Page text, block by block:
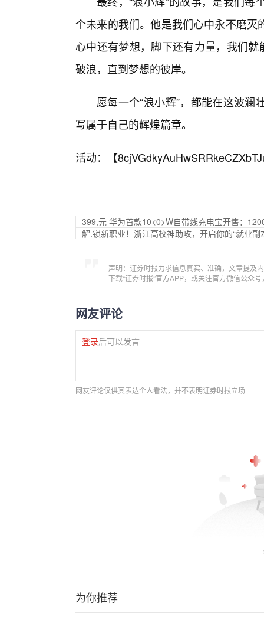
个未来的我们。他是我们心中永不磨
心中还有梦想，脚下还有力量，我们
破浪，直到梦想的彼岸。
愿每一个“浪小辉”，都能在这波
写属于自己的辉煌篇章。
活动：【
399,元 华为首款10<0>W自带线充电宝开售：
解.锁新职业！浙江高校神助攻，开启你的“就业副
声明：证券时报力求信息真实、准确，文章提及
下载“证券时报”官方APP，或关注官方微信公众
网友评论
登录后可以发言
网友评论仅供其表达个人看法，并不表明证券时报立场
为你推荐